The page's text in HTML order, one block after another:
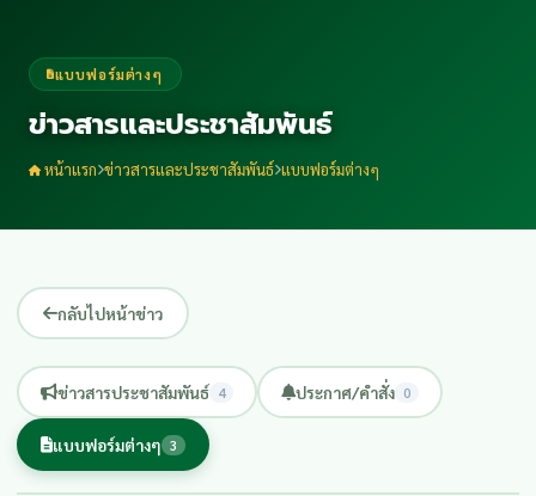
แบบฟอร์มต่างๆ
ข่าวสารและประชาสัมพันธ์
หน้าแรก ข่าวสารและประชาสัมพันธ์ แบบฟอร์มต่างๆ
กลับไปหน้าข่าว
ข่าวสารประชาสัมพันธ์ 4 ประกาศ/คำสั่ง 0
แบบฟอร์มต่างๆ 3